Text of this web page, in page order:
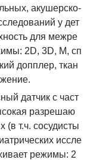
акушерско-
у дет
для межре
2D, 3D, M, сп
допплер, ткан
датчик с част
разрешаю
т.ч. сосудисты
иссле
режимы: 2